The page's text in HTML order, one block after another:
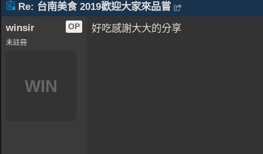
Re: 台南美食 2019歡迎大家來品嘗
winsir OP
未註冊
WIN
好吃感謝大大的分享